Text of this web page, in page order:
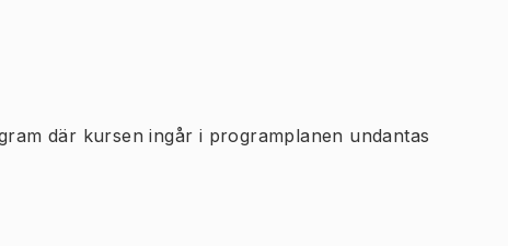
där kursen ingår i programplanen undantas